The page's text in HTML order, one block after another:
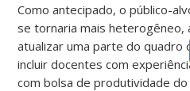
Como antecipado, o público-
se tornaria mais
atualizar uma parte do quadro
incluir docentes com
com bolsa de produtividade do